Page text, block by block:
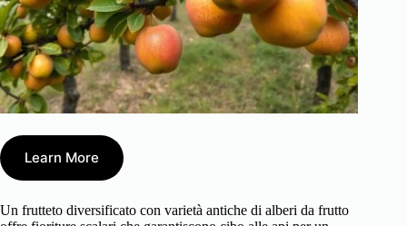
Learn More
Un frutteto diversificato con varietà antiche di alberi da frutto